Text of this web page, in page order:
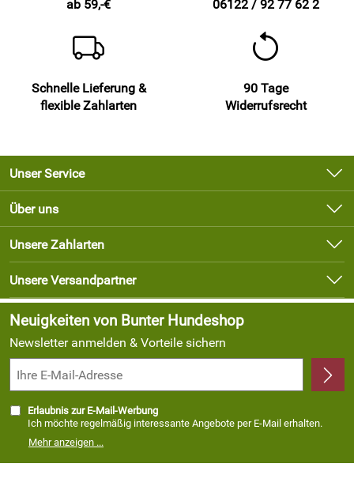
ab 59,-€
06122 / 92 77 62 2
Schnelle Lieferung &
flexible Zahlarten
90 Tage
Widerrufsrecht
Unser Service
Kontakt
Newsletter
Lieferbedingungen
Kundenlogin
Über uns
Unsere Bestseller
Marken
Neu
Angebote
Unsere Zahlarten
Unsere Versandpartner
Neuigkeiten von Bunter Hundeshop
Newsletter anmelden & Vorteile sichern
Erlaubnis zur E-Mail-Werbung
Ich möchte regelmäßig interessante Angebote per E-Mail erhalten.
Meine E-Mail-Adresse wird nicht an andere Unternehmen
weitergegeben. Zu statistischen Zwecken wird in anonymer Form
Mehr anzeigen ...